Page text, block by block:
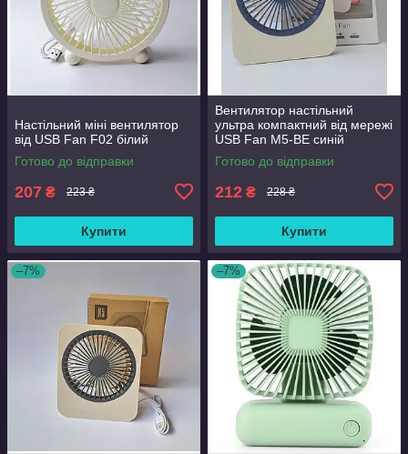
Настільний міні вентилятор
від USB Fan F02 білий
Готово до відправки
207 ₴ 223 ₴
Купити
Вентилятор настільний
ультра компактний від мережі
USB Fan M5-BE синій
Готово до відправки
212 ₴ 228 ₴
Купити
–7% –7%